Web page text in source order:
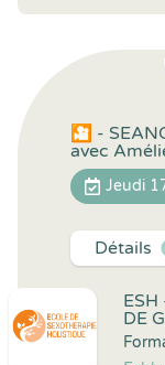
🎦 -
avec
Jeudi
Détails
DE